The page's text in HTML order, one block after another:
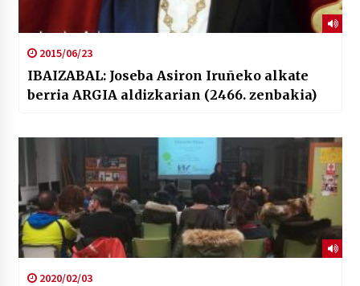
2015/06/23
IBAIZABAL: Joseba Asiron Iruñeko alkate
berria ARGIA aldizkarian (2466. zenbakia)
2020/02/03